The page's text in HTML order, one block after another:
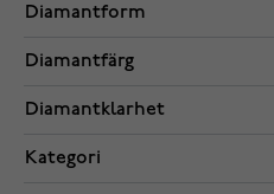
Diamantform
Diamantfärg
Diamantklarhet
Kategori